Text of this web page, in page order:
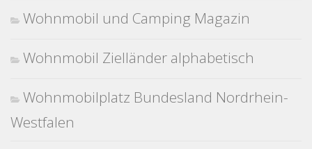
Wohnmobil und Camping Magazin
Wohnmobil Zielländer alphabetisch
Wohnmobilplatz Bundesland Nordrhein-
Westfalen